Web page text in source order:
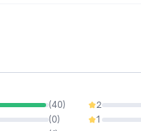
(40)
(0)
2
0%
1
0%